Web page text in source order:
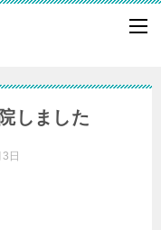
しました
日